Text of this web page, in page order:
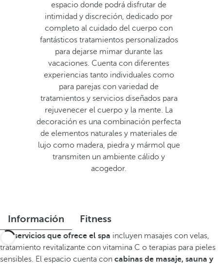
espacio donde podrá disfrutar de
intimidad y discreción, dedicado por
completo al cuidado del cuerpo con
fantásticos tratamientos personalizados
para dejarse mimar durante las
vacaciones. Cuenta con diferentes
experiencias tanto individuales como
para parejas con variedad de
tratamientos y servicios diseñados para
rejuvenecer el cuerpo y la mente. La
decoración es una combinación perfecta
de elementos naturales y materiales de
lujo como madera, piedra y mármol que
transmiten un ambiente cálido y
acogedor.
Información Fitness
Losservicios que ofrece el spa incluyen masajes con velas,
tratamiento revitalizante con vitamina C o terapias para pieles
sensibles. El espacio cuenta con cabinas de masaje, sauna y